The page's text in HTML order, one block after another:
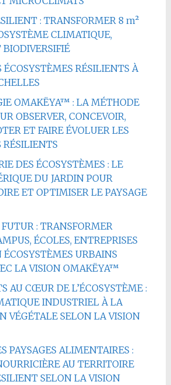
: TRANSFORMER 8 m²
CLIMATIQUE,
ÉCOSYSTÈMES RÉSILIENTS À
OMAKËYA™ : LA MÉTHODE
OBSERVER, CONCEVOIR,
ET FAIRE ÉVOLUER LES
RÉSILIENTS
DES ÉCOSYSTÈMES : LE
DU JARDIN POUR
ET OPTIMISER LE PAYSAGE
: TRANSFORMER
ÉCOLES, ENTREPRISES
ÉCOSYSTÈMES URBAINS
LA VISION OMAKËYA™
AU CŒUR DE L’ÉCOSYSTÈME :
INDUSTRIEL À LA
VÉGÉTALE SELON LA VISION
PAYSAGES ALIMENTAIRES :
AU TERRITOIRE
SELON LA VISION